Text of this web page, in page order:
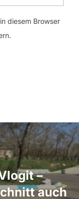
diesem Browser
–
auch